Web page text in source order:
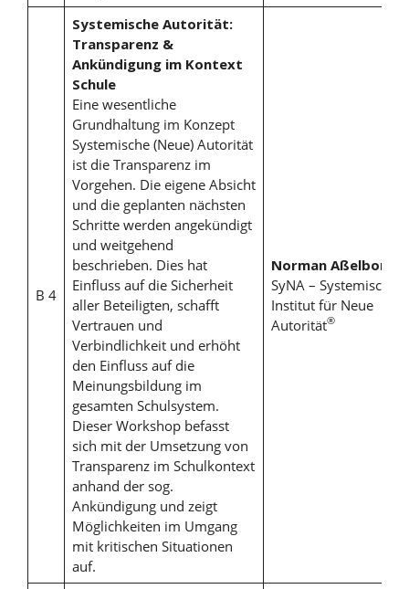
B 4
Systemische Autorität:
Transparenz &
Ankündigung im Kontext
Schule
Eine wesentliche
Grundhaltung im Konzept
Systemische (Neue) Autorität
ist die Transparenz im
Vorgehen. Die eigene Absicht
und die geplanten nächsten
Schritte werden angekündigt
und weitgehend
beschrieben. Dies hat
Einfluss auf die Sicherheit
aller Beteiligten, schafft
Vertrauen und
Verbindlichkeit und erhöht
den Einfluss auf die
Meinungsbildung im
gesamten Schulsystem.
Dieser Workshop befasst
sich mit der Umsetzung von
Transparenz im Schulkontext
anhand der sog.
Ankündigung und zeigt
Möglichkeiten im Umgang
mit kritischen Situationen
auf.
Norman Aßelborn
SyNA – Systemisches
Institut für Neue
Autorität®